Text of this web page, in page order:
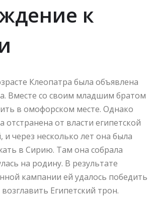
к
Клеопатра была объявлена
Вместе со своим младшим братом
в омофорском месте. Однако
отстранена от власти египетской
и через несколько лет она была
в Сирию. Там она собрала
на родину. В результате
кампании ей удалось победить
Египетский трон.